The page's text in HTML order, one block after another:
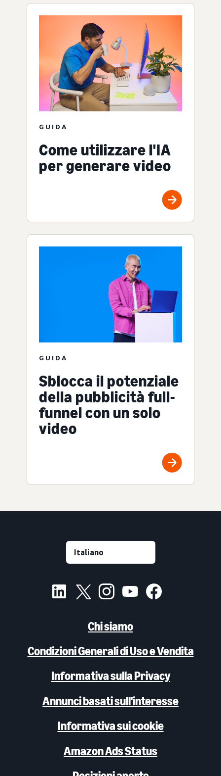
GUIDA
Come utilizzare l'IA
per generare video
GUIDA
Sblocca il potenziale
della pubblicità full-
funnel con un solo
video
Chi siamo
Condizioni Generali di Uso e Vendita
Informativa sulla Privacy
Annunci basati sull'interesse
Informativa sui cookie
Amazon Ads Status